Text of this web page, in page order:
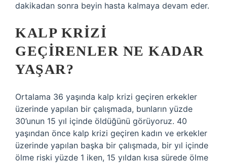
dakikadan sonra beyin hasta kalmaya devam eder.
KALP KRIZI
GEÇIRENLER NE KADAR
YAŞAR?
Ortalama 36 yaşında kalp krizi geçiren erkekler
üzerinde yapılan bir çalışmada, bunların yüzde
30’unun 15 yıl içinde öldüğünü görüyoruz. 40
yaşından önce kalp krizi geçiren kadın ve erkekler
üzerinde yapılan başka bir çalışmada, bir yıl içinde
ölme riski yüzde 1 iken, 15 yıldan kısa sürede ölme